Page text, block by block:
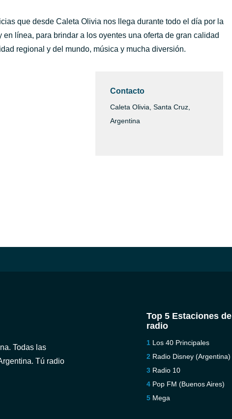
que desde Caleta Olivia nos llega durante todo el día por la
en línea, para brindar a los oyentes una oferta de gran calidad
regional y del mundo, música y mucha diversión.
Contacto
Caleta Olivia, Santa Cruz,
Argentina
Todas las
Tú radio
Top 5 Estaciones de
radio
Los 40 Principales
Radio Disney (Argentina)
Radio 10
Pop FM (Buenos Aires)
Mega